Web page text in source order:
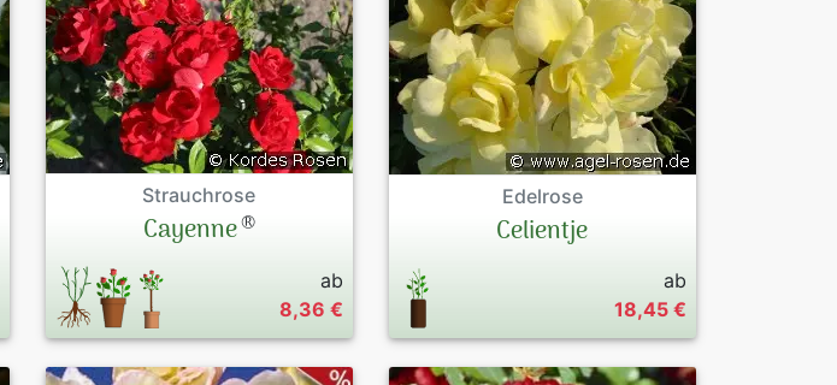
Strauchrose
Cayenne®
ab
8,36 €
Edelrose
Celientje
ab
18,45 €